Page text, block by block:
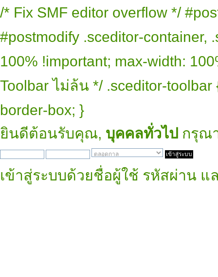
/* Fix SMF editor overflow */
#postmodify .sceditor-container,
100% !important; max-width:
Toolbar ไม่ล้น */ .sceditor-
border-box; }
ยินดีต้อนรับคุณ, บุคคลทั่วไป กรุณ
เข้าสู่ระบบด้วยชื่อผู้ใช้ รหัสผ่าน แ